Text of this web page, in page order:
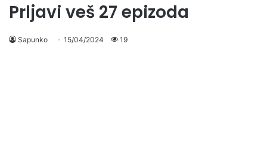
Prljavi veš 27 epizoda
Sapunko 15/04/2024 19